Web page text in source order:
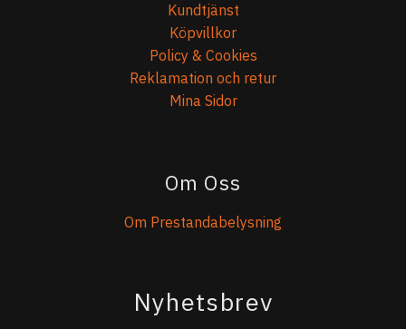
Kundtjänst
Köpvillkor
Policy & Cookies
Reklamation och retur
Mina Sidor
Om Oss
Om Prestandabelysning
Nyhetsbrev